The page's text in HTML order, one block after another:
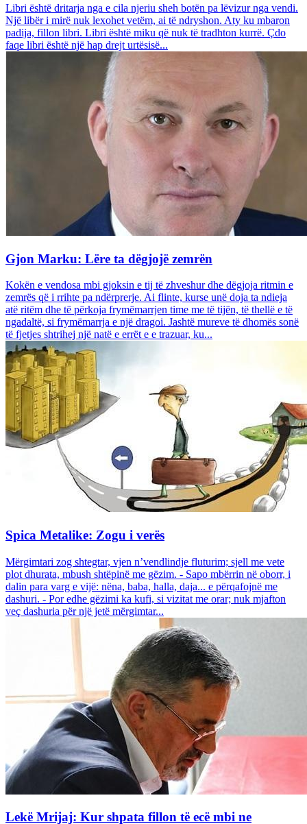
Libri është dritarja nga e cila njeriu sheh botën pa lëvizur nga vendi.
Një libër i mirë nuk lexohet vetëm, ai të ndryshon. Aty ku mbaron
padija, fillon libri. Libri është miku që nuk të tradhton kurrë. Çdo
faqe libri është një hap drejt urtësisë...
Gjon Marku: Lëre ta dëgjojë zemrën
Kokën e vendosa mbi gjoksin e tij të zhveshur dhe dëgjoja ritmin e
zemrës që i rrihte pa ndërprerje. Ai flinte, kurse unë doja ta ndieja
atë ritëm dhe të përkoja frymëmarrjen time me të tijën, të thellë e të
ngadaltë, si frymëmarrja e një dragoi. Jashtë mureve të dhomës sonë
të fjetjes shtrihej një natë e errët e e trazuar, ku...
Spica Metalike: Zogu i verës
Mërgimtari zog shtegtar, vjen n’vendlindje fluturim; sjell me vete
plot dhurata, mbush shtëpinë me gëzim. - Sapo mbërrin në oborr, i
dalin para varg e vijë: nëna, baba, halla, daja... e përqafojnë me
dashuri. - Por edhe gëzimi ka kufi, si vizitat me orar; nuk mjafton
veç dashuria për një jetë mërgimtar...
Lekë Mrijaj: Kur shpata fillon të ecë mbi ne